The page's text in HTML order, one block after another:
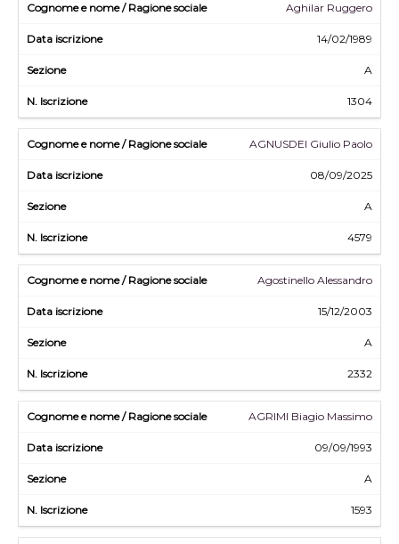
Aghilar Ruggero
14/02/1989
A
1304
AGNUSDEI Giulio Paolo
08/09/2025
A
4579
Agostinello Alessandro
15/12/2003
A
2332
AGRIMI Biagio Massimo
09/09/1993
A
1593